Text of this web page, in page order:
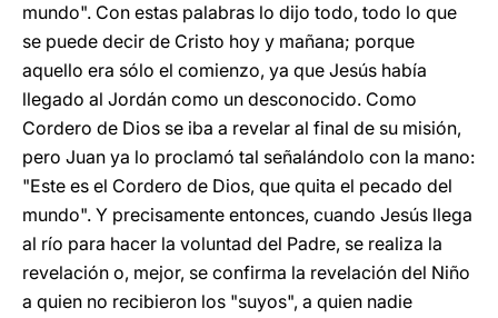
mundo". Con estas palabras lo dijo todo, todo lo que
se puede decir de Cristo hoy y mañana; porque
aquello era sólo el comienzo, ya que Jesús había
llegado al Jordán como un desconocido. Como
Cordero de Dios se iba a revelar al final de su misión,
pero Juan ya lo proclamó tal señalándolo con la mano:
"Este es el Cordero de Dios, que quita el pecado del
mundo". Y precisamente entonces, cuando Jesús llega
al río para hacer la voluntad del Padre, se realiza la
revelación o, mejor, se confirma la revelación del Niño
a quien no recibieron los "suyos", a quien nadie